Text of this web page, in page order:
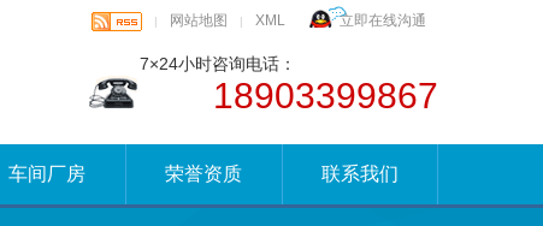
| 网站地图 | XML 立即在线沟通
7×24小时咨询电话：
18903399867
车间厂房 荣誉资质 联系我们